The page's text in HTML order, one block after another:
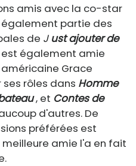
amis avec la co-star
partie des
de J ust ajouter de
est également amie
Grace
rôles dans Homme
, et Contes de
d'autres. De
préférées est
amie l'a en fait